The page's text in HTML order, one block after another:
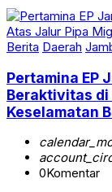
Berita Daerah
Pertamina EP
Beraktivitas di
Keselamatan
0Komentar